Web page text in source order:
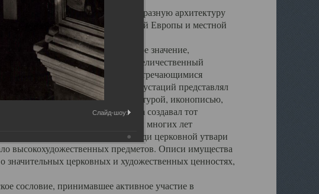
воплотил в себе яркую и своеобразную архитектуру
течениями России, Западной Европы и местной
оправдывали его кафедральное значение,
построек города. Обширный и величественный
с единственными нигде не встречающимися
резных, символических инкрустаций представлял
же с живописью, скульптурой, иконописью,
интерьер Троицкого храма создавал тот
убранства собора, на протяжении многих лет
ризнице, библиотеке, среди церковной утвари
высокохудожественных предметов. Описи имущества
церковных и художественных ценностях,
сословие, принимавшее активное участие в
Слайд-шоу: